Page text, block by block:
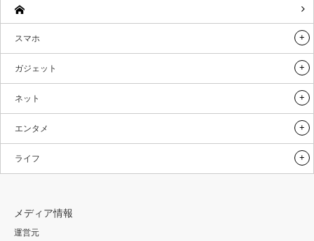
スマホ
ガジェット
ネット
エンタメ
ライフ
メディア情報
運営元